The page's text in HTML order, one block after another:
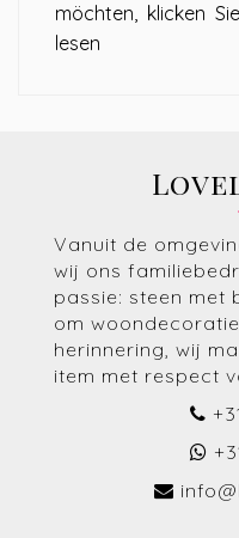
möchten, klicken Sie
lesen
Vanuit de
wij ons
passie: steen met
om
herinnering, wij
item met respect